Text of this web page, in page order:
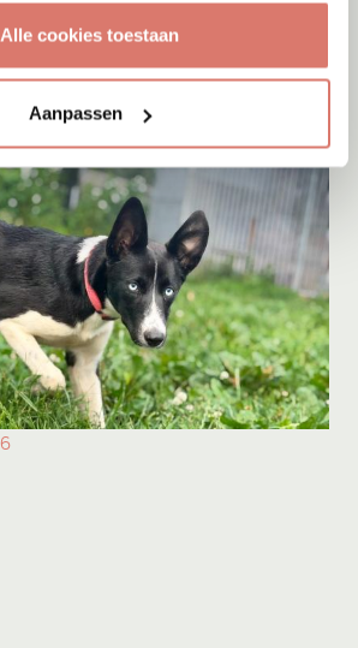
Alle cookies toestaan
Aanpassen